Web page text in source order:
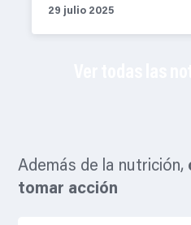
29 julio 2025
Además de la nutrición,
tomar acción